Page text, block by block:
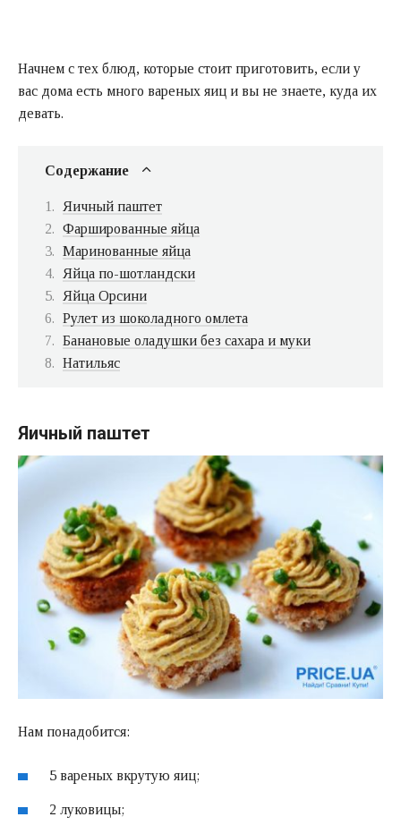
Начнем с тех блюд, которые стоит приготовить, если у
вас дома есть много вареных яиц и вы не знаете, куда их
девать.
Содержание
Яичный паштет
Фаршированные яйца
Маринованные яйца
Яйца по-шотландски
Яйца Орсини
Рулет из шоколадного омлета
Банановые оладушки без сахара и муки
Натильяс
Яичный паштет
Нам понадобится:
5 вареных вкрутую яиц;
2 луковицы;